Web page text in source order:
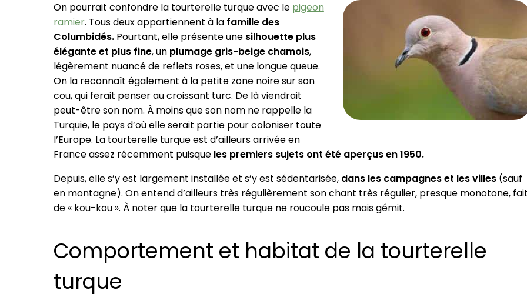
On pourrait confondre la tourterelle turque avec le pigeon
ramier. Tous deux appartiennent à la famille des
Columbidés.Pourtant, elle présente une silhouette plus
élégante et plus fine, un plumage gris-beige chamois,
légèrement nuancé de reflets roses, et une longue queue.
On la reconnaît également à la petite zone noire sur son
cou, qui ferait penser au croissant turc. De là viendrait
peut-être son nom. À moins que son nom ne rappelle la
Turquie, le pays d’où elle serait partie pour coloniser toute
l’Europe. La tourterelle turque est d’ailleurs arrivée en
France assez récemment puisque les premiers sujets ont été aperçus en 1950.
Depuis, elle s’y est largement installée et s’y est sédentarisée, dans les campagnes et les villes(sauf
en montagne). On entend d’ailleurs très régulièrement son chant très régulier, presque monotone,
de « kou-kou ». À noter que la tourterelle turque ne roucoule pas mais gémit.
Comportement et habitat de la tourterelle
turque